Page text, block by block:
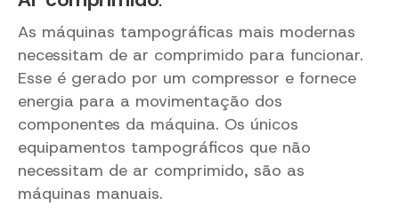
As máquinas tampográficas mais modernas
necessitam de ar comprimido para funcionar.
Esse é gerado por um compressor e fornece
energia para a movimentação dos
componentes da máquina. Os únicos
equipamentos tampográficos que não
necessitam de ar comprimido, são as
máquinas manuais.